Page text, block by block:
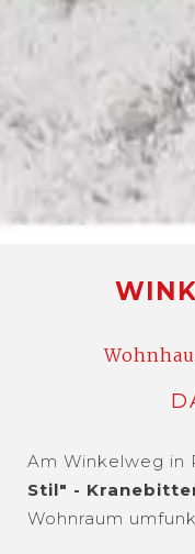
Am Winkelweg in
Stil" -
Wohnraum